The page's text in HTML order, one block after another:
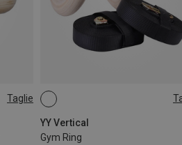
Taglie
YY Vertical
Gym Ring
RINGS